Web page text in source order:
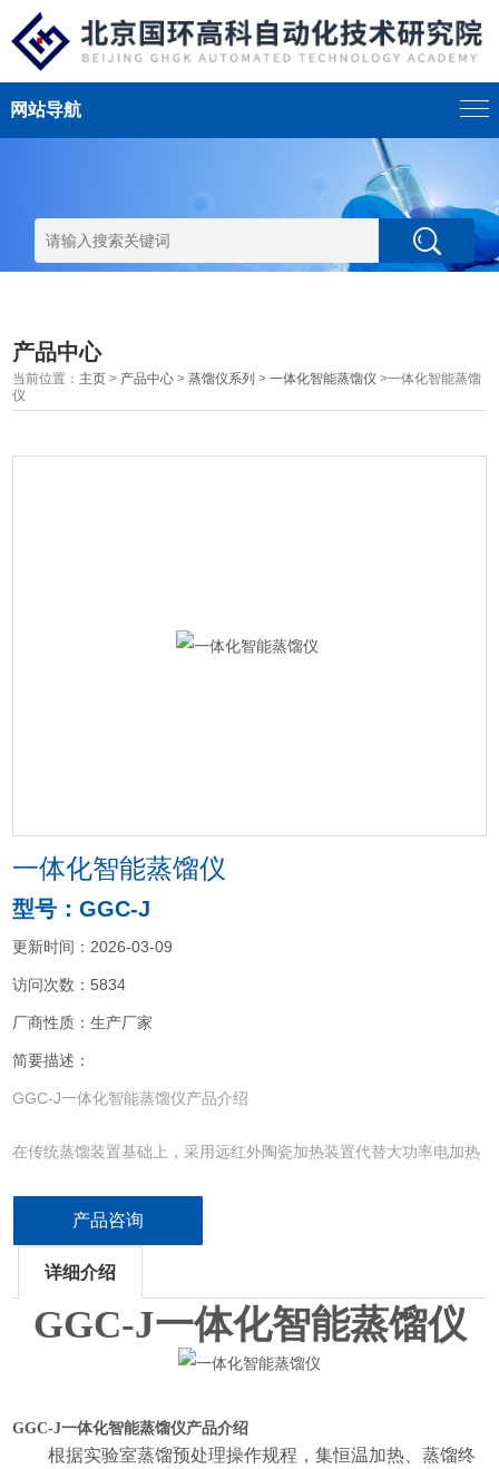
网站导航
产品中心
当前位置： 主页 > 产品中心 >蒸馏仪系列 >一体化智能蒸馏仪 >一体化智能蒸馏
仪
一体化智能蒸馏仪
型号：GGC-J
更新时间：2026-03-09
访问次数：5834
厂商性质：生产厂家
简要描述：
GGC-J一体化智能蒸馏仪产品介绍
在传统蒸馏装置基础上，采用远红外陶瓷加热装置代替大功率电加热
产品咨询
详细介绍
GGC-J一体化智能蒸馏仪
GGC-J一体化智能蒸馏仪产品介绍
根据实验室蒸馏预处理操作规程，集恒温加热、蒸馏终